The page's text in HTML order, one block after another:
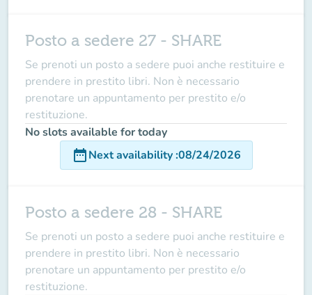
Posto a sedere 27 - SHARE
Se prenoti un posto a sedere puoi anche restituire e
prendere in prestito libri. Non è necessario
prenotare un appuntamento per prestito e/o
restituzione.
No slots available for today
date_rangeNext availability:08/24/2026
Posto a sedere 28 - SHARE
Se prenoti un posto a sedere puoi anche restituire e
prendere in prestito libri. Non è necessario
prenotare un appuntamento per prestito e/o
restituzione.